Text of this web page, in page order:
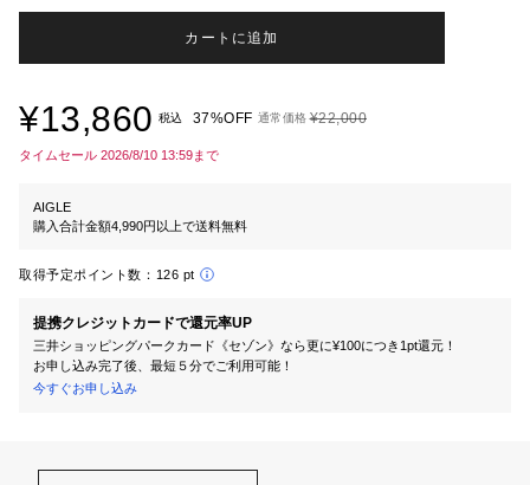
カートに追加
¥13,860 税込 37%OFF 通常価格 ¥22,000
タイムセール 2026/8/10 13:59まで
AIGLE
購入合計金額4,990円以上で送料無料
取得予定ポイント数： 126 pt
提携クレジットカードで還元率UP
三井ショッピングパークカード《セゾン》なら更に¥100につき1pt還元！
お申し込み完了後、最短５分でご利用可能！
今すぐお申し込み